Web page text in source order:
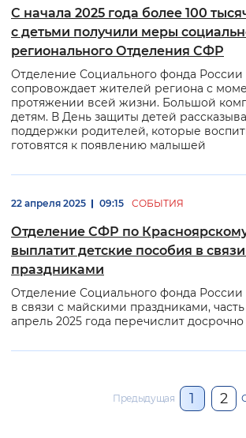
С начала 2025 года более 100
с детьми получили меры
регионального Отделения СФР
Отделение Социального фонда
сопровождает жителей региона с
протяжении всей жизни. Большой
детям. В День защиты детей
поддержки родителей, которые
готовятся к появлению малышей
СОБЫТИЯ
22 апреля 2025 09:15
Отделение СФР по
выплатит детские пособия в
праздниками
Отделение Социального фонда
в связи с майскими праздниками,
апрель 2025 года перечислит
Предыдущая 1 2